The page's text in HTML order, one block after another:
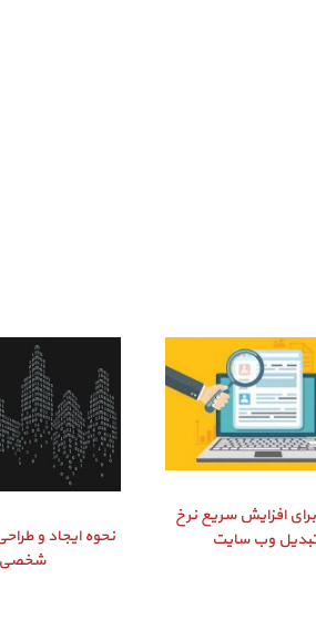
برای افزایش سریع نرخ
وب سایت
نحوه ایجاد و
شخصی